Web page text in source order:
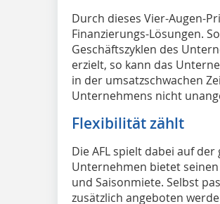
Durch dieses Vier-Augen-
Finanzierungs-Lösungen.
Geschäftszyklen des
erzielt, so kann das
in der umsatzschwachen
Unternehmens nicht
Flexibilität zählt
Die AFL spielt dabei auf
Unternehmen bietet seinen
und Saisonmiete. Selbst
zusätzlich angeboten